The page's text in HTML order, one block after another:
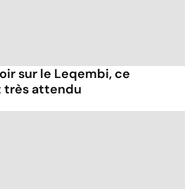
sur le Leqembi, ce
très attendu